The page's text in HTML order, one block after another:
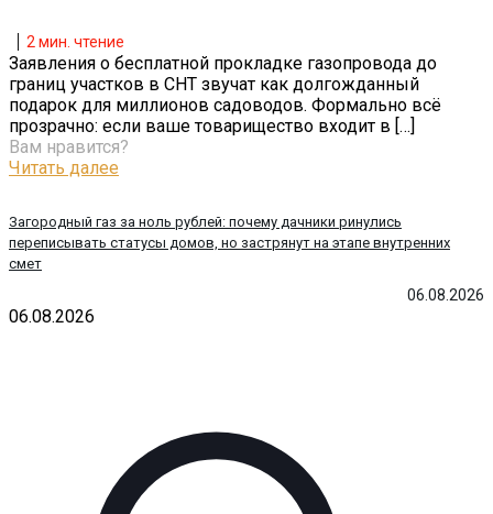
06.08.2026
Загородный газ за ноль рублей: почему дачники ринулись
переписывать статусы домов, но застрянут на этапе внутренних
смет
2 мин. чтение
Заявления о бесплатной прокладке газопровода до
границ участков в СНТ звучат как долгожданный
подарок для миллионов садоводов. Формально всё
прозрачно: если ваше товарищество входит в […]
Вам нравится?
Читать далее
06.08.2026